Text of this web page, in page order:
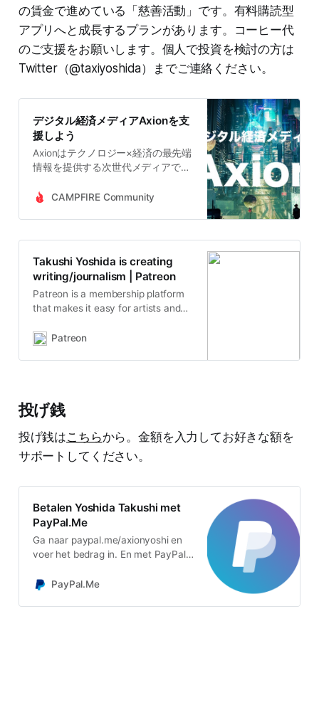
の賃金で進めている「慈善活動」です。有料購読型
アプリへと成長するプランがあります。コーヒー代
のご支援をお願いします。個人で投資を検討の方は
Twitter（@taxiyoshida）までご連絡ください。
デジタル経済メディアAxionを支
援しよう
Axionはテクノロジー×経済の最先端
情報を提供する次世代メディアで
調査と分析によって信頼度の高い情
クノロジー企業にお勤めの方、政策
性を担保するため支援を募っていま
す。
CAMPFIRE Community
Takushi Yoshida is creating
writing/journalism | Patreon
Patreon is a membership platform
that makes it easy for artists and
200,000 creators earning salaries
Patreon
投げ銭
投げ銭はこちらから。金額を入力してお好きな額を
サポートしてください。
Betalen Yoshida Takushi met
PayPal.Me
Ga naar paypal.me/axionyoshi en
voer het bedrag in. En met PayPal
en veiliger is. Heb je geen PayPal-
PayPal.Me